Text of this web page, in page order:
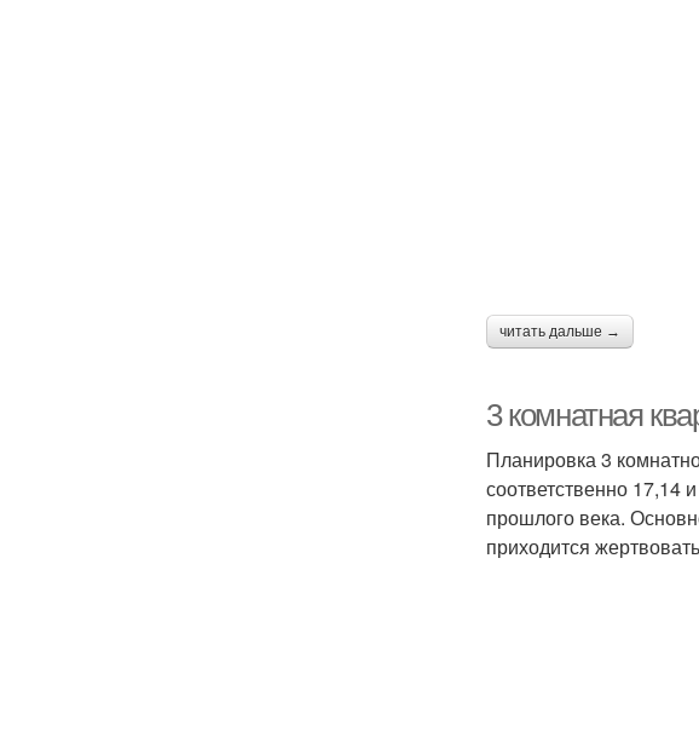
читать дальше →
3 комнатная
Планировка 3
соответственно 17,14
прошлого века.
приходится